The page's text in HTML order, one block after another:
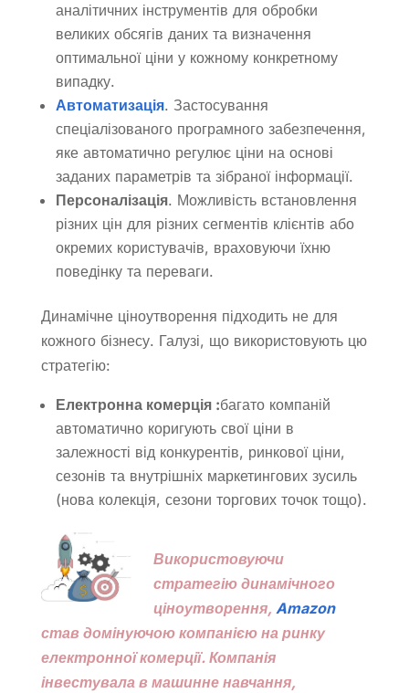
аналітичних інструментів для обробки
великих обсягів даних та визначення
оптимальної ціни у кожному конкретному
випадку.
Автоматизація. Застосування
спеціалізованого програмного забезпечення,
яке автоматично регулює ціни на основі
заданих параметрів та зібраної інформації.
Персоналізація. Можливість встановлення
різних цін для різних сегментів клієнтів або
окремих користувачів, враховуючи їхню
поведінку та переваги.
Динамічне ціноутворення підходить не для
кожного бізнесу. Галузі, що використовують цю
стратегію:
Електронна комерція :багато компаній
автоматично коригують свої ціни в
залежності від конкурентів, ринкової ціни,
сезонів та внутрішніх маркетингових зусиль
(нова колекція, сезони торгових точок тощо).
Використовуючи
стратегію динамічного
ціноутворення, Amazon
став домінуючою компанією на ринку
електронної комерції. Компанія
інвестувала в машинне навчання,